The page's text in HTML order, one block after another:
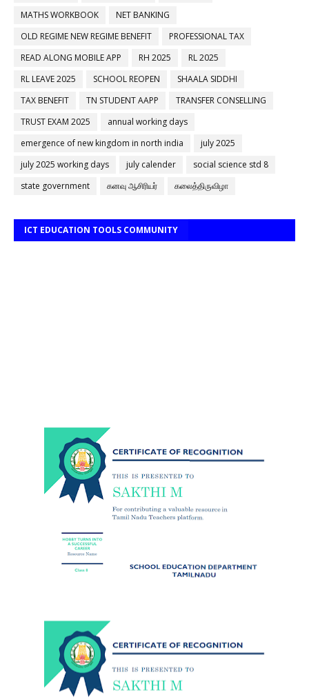
MATHS WORKBOOK
NET BANKING
OLD REGIME NEW REGIME BENEFIT
PROFESSIONAL TAX
READ ALONG MOBILE APP
RH 2025
RL 2025
RL LEAVE 2025
SCHOOL REOPEN
SHAALA SIDDHI
TAX BENEFIT
TN STUDENT AAPP
TRANSFER CONSELLING
TRUST EXAM 2025
annual working days
emergence of new kingdom in north india
july 2025
july 2025 working days
july calender
social science std 8
state government
கனவு ஆசிரியர் கலைத்திருவிழா
ICT EDUCATION TOOLS COMMUNITY